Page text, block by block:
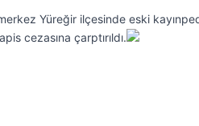
merkez Yüreğir ilçesinde eski
cezasına çarptırıldı.